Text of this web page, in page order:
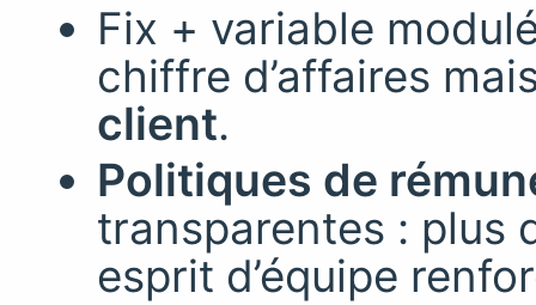
Fix + variable
chiffre d’affaires
client.
Politiques de
transparentes : plus
esprit d’équipe